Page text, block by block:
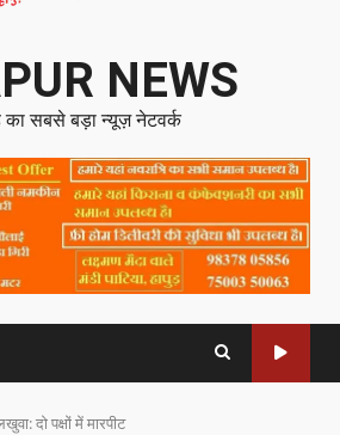
NEWS
का सबसे बड़ा न्यूज़ नेटवर्क
दो पक्षों में मारपीट